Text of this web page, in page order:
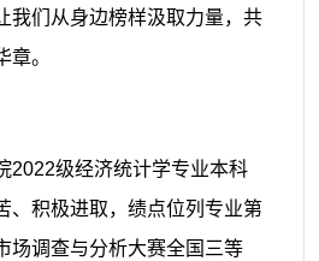
我们从身边榜样汲取力量，共
章。
2022级经济统计学专业本科
、积极进取，绩点位列专业第
场调查与分析大赛全国三等